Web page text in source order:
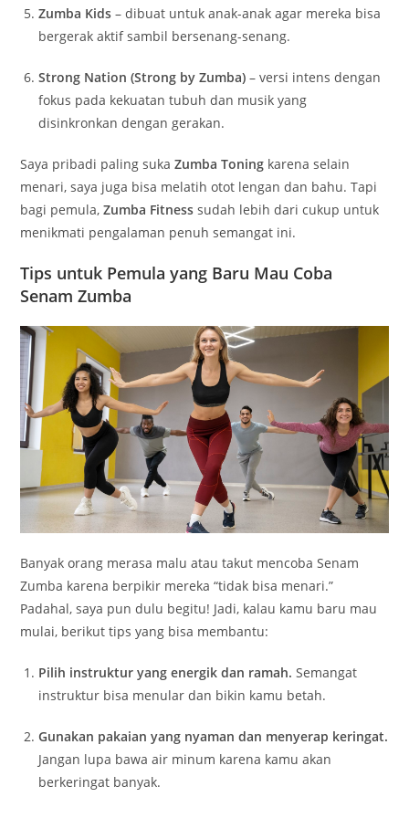
Zumba Kids – dibuat untuk anak-anak agar mereka bisa
bergerak aktif sambil bersenang-senang.
Strong Nation (Strong by Zumba) – versi intens dengan
fokus pada kekuatan tubuh dan musik yang
disinkronkan dengan gerakan.
Saya pribadi paling sukaZumba Toning karena selain
menari, saya juga bisa melatih otot lengan dan bahu. Tapi
bagi pemula,Zumba Fitness sudah lebih dari cukup untuk
menikmati pengalaman penuh semangat ini.
Tips untuk Pemula yang Baru Mau Coba
Senam Zumba
Banyak orang merasa malu atau takut mencoba Senam
Zumba karena berpikir mereka “tidak bisa menari.”
Padahal, saya pun dulu begitu! Jadi, kalau kamu baru mau
mulai, berikut tips yang bisa membantu:
Pilih instruktur yang energik dan ramah. Semangat
instruktur bisa menular dan bikin kamu betah.
Gunakan pakaian yang nyaman dan menyerap keringat.
Jangan lupa bawa air minum karena kamu akan
berkeringat banyak.